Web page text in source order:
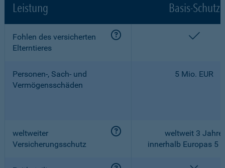
Leistung Basis-Schutz
Fohlen des versicherten
Elterntieres
Personen-, Sach- und
Vermögensschäden
5 Mio. EUR
weltweiter
Versicherungsschutz
weltweit 3 Jahre,
innerhalb Europas 5